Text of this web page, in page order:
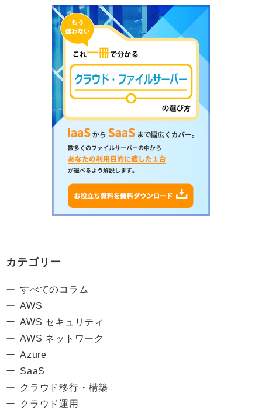
カテゴリー
すべてのコラム
AWS
AWS セキュリティ
AWS ネットワーク
Azure
SaaS
クラウド移行・構築
クラウド運用